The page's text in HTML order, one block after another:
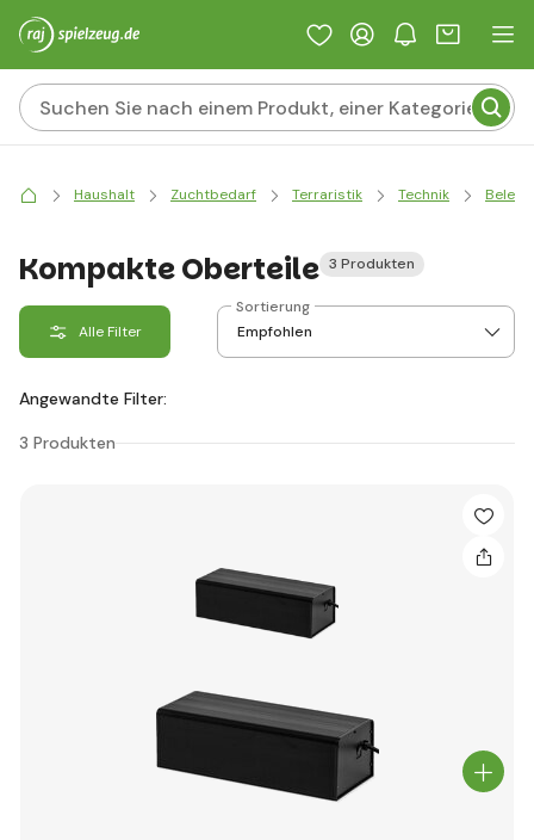
Haushalt Zuchtbedarf Terraristik Technik
Kompakte Oberteile 3 Produkten
Alle Filter
Sortierung
Angewandte Filter:
3 Produkten